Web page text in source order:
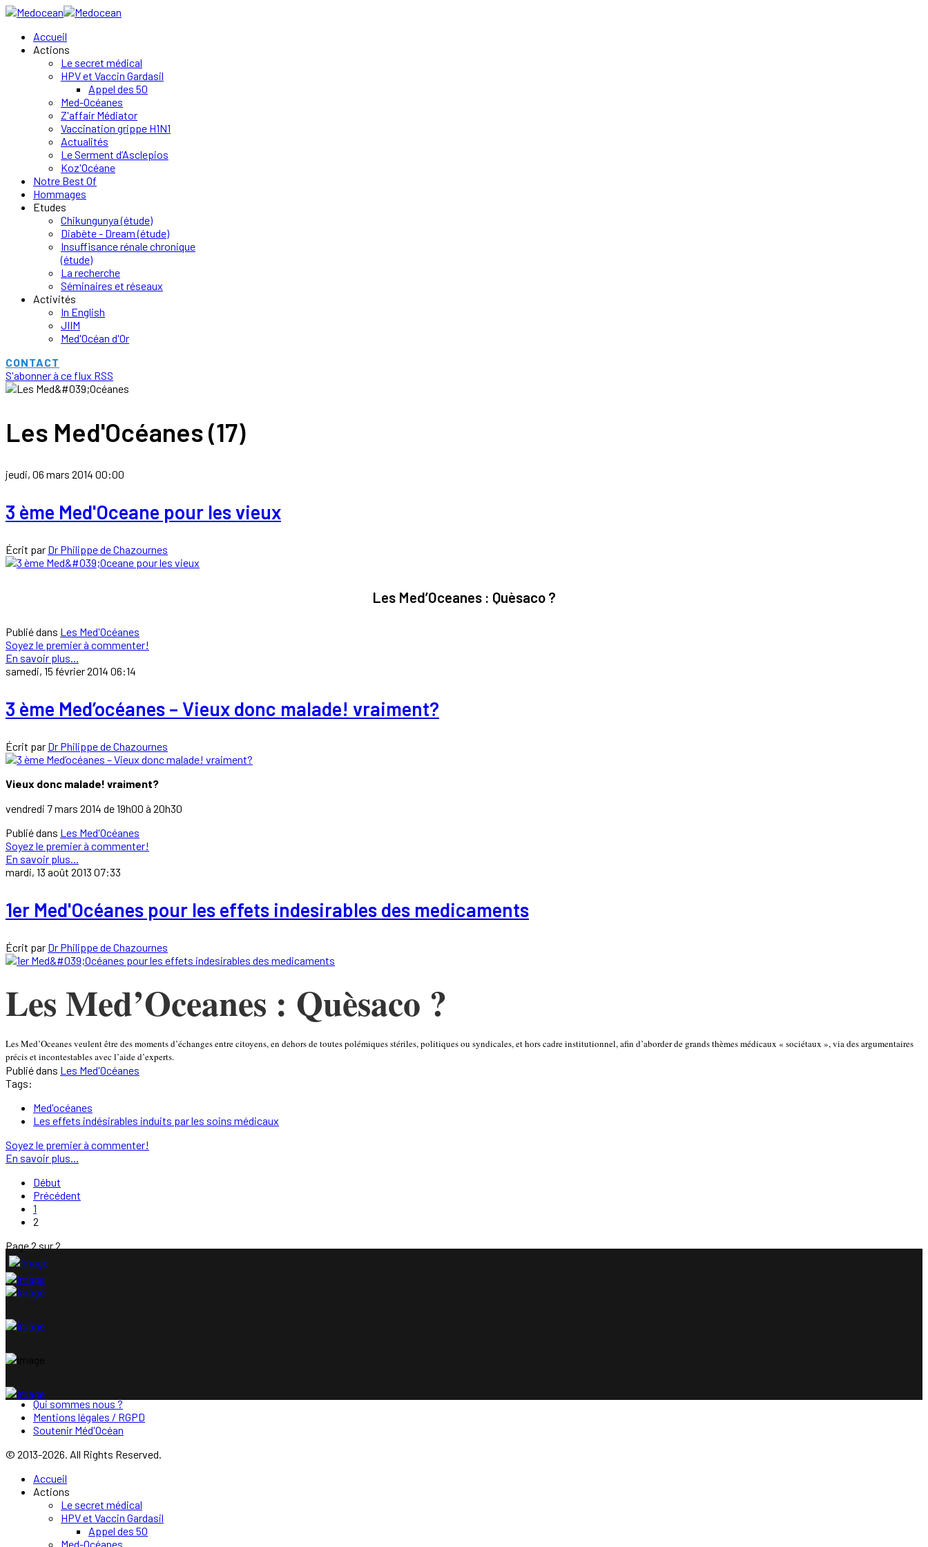
Accueil
Actions
Le secret médical
HPV et Vaccin Gardasil
Appel des 50
Med-Océanes
Z'affair Médiator
Vaccination grippe H1N1
Actualités
Le Serment d’Asclepios
Koz'Océane
Notre Best Of
Hommages
Etudes
Chikungunya (étude)
Diabète - Dream (étude)
Insuffisance rénale chronique
(étude)
La recherche
Séminaires et réseaux
Activités
In English
JIIM
Med'Océan d'Or
CONTACT
S'abonner à ce flux RSS
Les Med'Océanes (17)
jeudi, 06 mars 2014 00:00
3 ème Med'Oceane pour les vieux
Écrit par Dr Philippe de Chazournes
Les Med’Oceanes : Quèsaco ?
Publié dans Les Med'Océanes
Soyez le premier à commenter!
En savoir plus...
samedi, 15 février 2014 06:14
3 ème Med’océanes – Vieux donc malade! vraiment?
Écrit par Dr Philippe de Chazournes
Vieux donc malade! vraiment?
vendredi 7 mars 2014 de 19h00 à 20h30
Publié dans Les Med'Océanes
Soyez le premier à commenter!
En savoir plus...
mardi, 13 août 2013 07:33
1er Med'Océanes pour les effets indesirables des medicaments
Écrit par Dr Philippe de Chazournes
Les Med’Oceanes : Quèsaco ?
Les Med’Oceanes veulent être des moments d’échanges entre citoyens, en dehors de toutes polémiques stériles, politiques ou syndicales, et hors cadre institutionnel, afin d’aborder de grands thèmes médicaux « sociétaux », via des argumentaires
précis et incontestables avec l’aide d’experts.
Publié dans Les Med'Océanes
Tags:
Med'océanes
Les effets indésirables induits par les soins médicaux
Soyez le premier à commenter!
En savoir plus...
Début
Précédent
1
2
Page 2 sur 2
Qui sommes nous ?
Mentions légales / RGPD
Soutenir Méd'Océan
© 2013-2026. All Rights Reserved.
Accueil
Actions
Le secret médical
HPV et Vaccin Gardasil
Appel des 50
Med-Océanes